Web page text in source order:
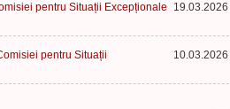
pentru Situații Excepționale
19.03.2026
pentru Situații
10.03.2026